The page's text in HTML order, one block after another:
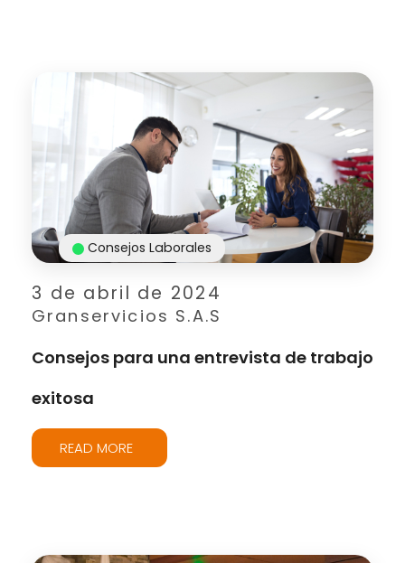
3 de abril de 2024
Granservicios S.A.S
Consejos Laborales
Consejos para una entrevista de trabajo
exitosa
READ MORE